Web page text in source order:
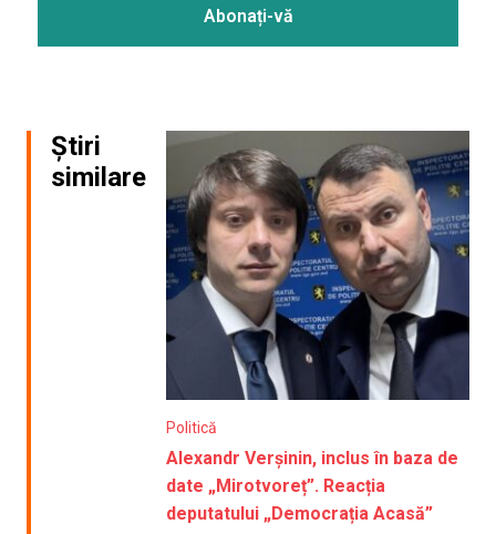
Știri
similare
Politică
Alexandr Verșinin, inclus în baza de
date „Mirotvoreț”. Reacția
deputatului „Democrația Acasă”